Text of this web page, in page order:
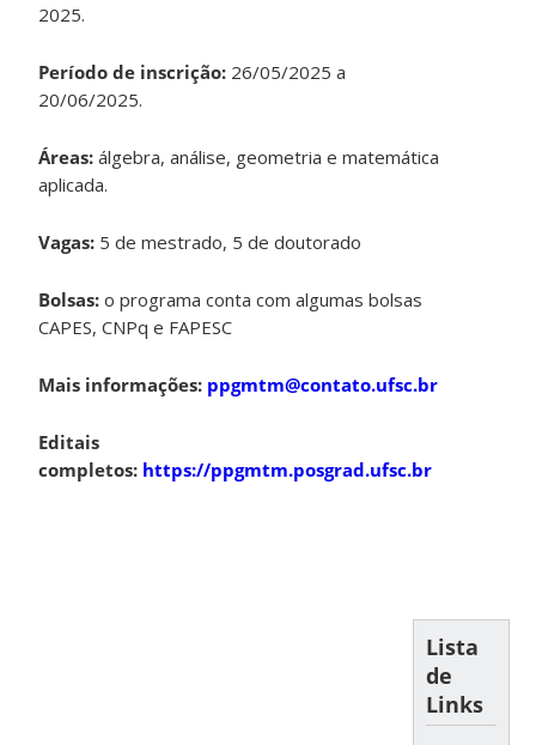
2025.
Período de inscrição: 26/05/2025 a
20/06/2025.
Áreas: álgebra, análise, geometria e matemática
aplicada.
Vagas: 5 de mestrado, 5 de doutorado
Bolsas: o programa conta com algumas bolsas
CAPES, CNPq e FAPESC
Mais informações: ppgmtm@contato.ufsc.br
Editais
completos: https://ppgmtm.posgrad.ufsc.br
Lista
de
Links